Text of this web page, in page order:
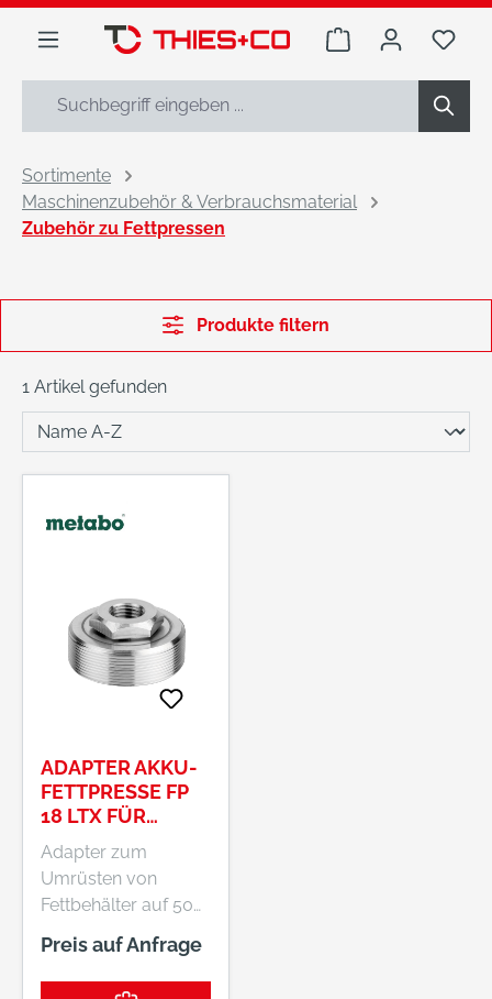
springen
Warenkorb Du
Sortimente
Maschinenzubehör & Verbrauchsmaterial
Zubehör zu Fettpressen
Produkte filtern
1 Artikel gefunden
ADAPTER AKKU-
FETTPRESSE FP
18 LTX FÜR
SCHRAUBKARTU
SCHE 500G
(626984000)
Adapter zum
Umrüsten von
Fettbehälter auf 500
Schnelle Montage,
einfach
Preis auf Anfrage